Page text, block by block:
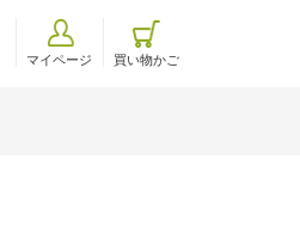
マイページ 買い物かご